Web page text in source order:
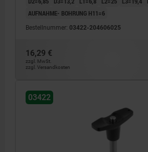
AUFNAHME- BOHRUNG H11=6
Bestellnummer: 03422-204606025
16,29 €
zzgl. MwSt.
zzgl. Versandkosten
03422